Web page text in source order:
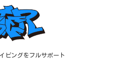
ビングをフルサポート